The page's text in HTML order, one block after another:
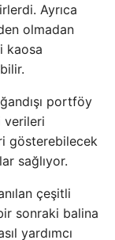
Ayrıca
olmadan
kaosa
portföy
verileri
gösterebilecek
sağlıyor.
çeşitli
sonraki balina
yardımcı